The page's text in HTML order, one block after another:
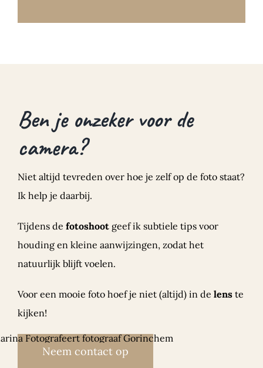
Ben je onzeker voor de
camera?
Niet altijd tevreden over hoe je zelf op de foto staat?
Ik help je daarbij.
Tijdens de fotoshoot geef ik subtiele tips voor
houding en kleine aanwijzingen, zodat het
natuurlijk blijft voelen.
Voor een mooie foto hoef je niet (altijd) in de lens te
kijken!
Neem contact op